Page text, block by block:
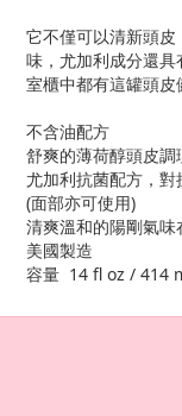
它不僅可以清新頭
味，尤加利成分還
室櫃中都有這罐頭皮
不含油配方
舒爽的薄荷醇頭皮調
尤加利抗菌配方，對
(面部亦可使用)
清爽溫和的陽剛氣味
美國製造
容量 14 fl oz / 414